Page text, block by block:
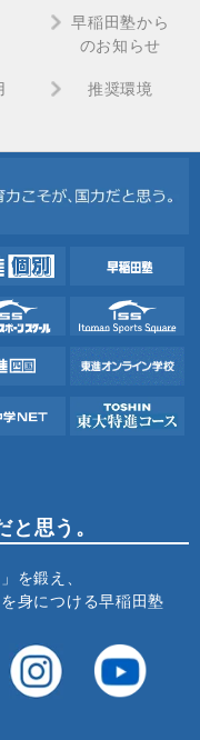
早稲田塾から
のお知らせ
推奨環境
と思う。
を鍛え、
身につける早稲田塾